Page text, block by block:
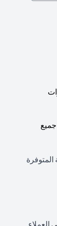
وذلك في جميع